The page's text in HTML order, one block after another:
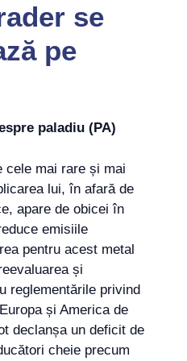
se
pe
paladiu (PA)
cele mai rare și mai
lui, în afară de
apare de obicei în
emisiile
pentru acest metal
și
reglementările privind
și America de
declanșa un deficit de
cheie precum